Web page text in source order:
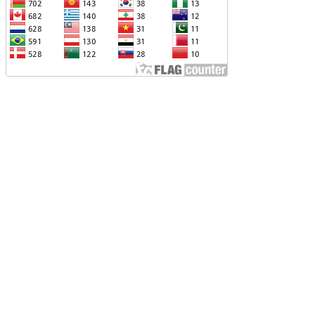
Է ՃԱՆԱՉՎԵԼ
ԻԼՀԱՄ ԱԼԻԵՎԸ ՇՆՈՐՀԱՎՈՐԵԼ Է
ՄԱԼԴԻՎՑԻ ԳՈՐԾԸՆԿԵՐ ՄՈՀԱՄՄԵԴ